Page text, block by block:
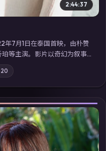
2:44:37
7月1日在泰国首映，由朴赞
珀等主演。影片以奇幻为叙事
彻底打破；摄影与配乐强化
观看高清电视剧在线看」延
线追剧体验。